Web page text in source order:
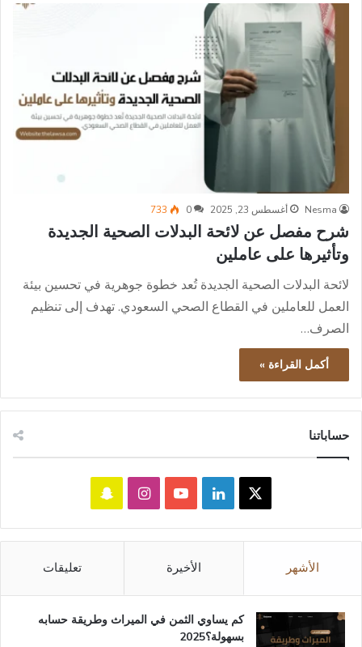
Nesma أغسطس 23, 2025 0
733
شرح مفصل عن لائحة البدلات الصحية الجديدة
وتأثيرها على عاملين
لائحة البدلات الصحية الجديدة تُعد خطوة جوهرية في تحسين بيئة
العمل للعاملين في القطاع الصحي السعودي. تهدف إلى تنظيم
الصرف…
أكمل القراءة »
حساباتنا
لينكدإن‫YouTubeانستقرامسناب
تشات
الأشهر الأخيرة تعليقات
كم يساوي الثمن في الميراث​ وطريقة حسابه
بسهولة؟2025